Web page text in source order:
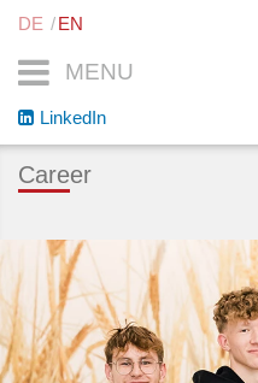
MENU
DE EN
LinkedIn
Career